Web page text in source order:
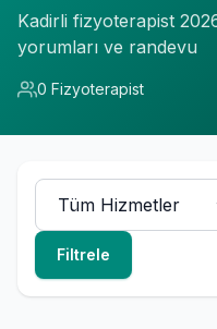
Kadirli fizyoterapist
yorumları ve randevu
0 Fizyoterapist
Filtrele